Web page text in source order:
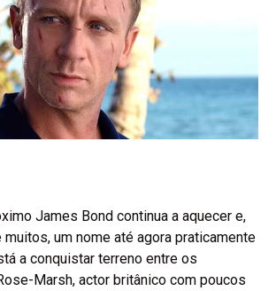
James Bond continua a aquecer e,
um nome até agora praticamente
a conquistar terreno entre os
Marsh, actor britânico com poucos